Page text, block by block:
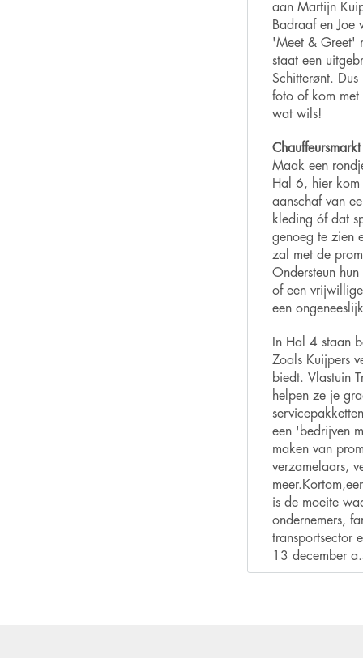
aan Martijn
Badraaf en Joe
'Meet & Greet'
staat een
Schitterønt.
foto of kom met
wat wils!
Chauffeursmarkt
Maak een
Hal 6, hier
aanschaf van
kleding óf dat
genoeg te zien
zal met de
Ondersteun
of een
een
In Hal 4 staan
Zoals Kuijpers
biedt. Vlastuin
helpen ze je
een 'bedrijven
maken van
verzamelaars,
is de moeite
ondernemers,
transportsector
13 december